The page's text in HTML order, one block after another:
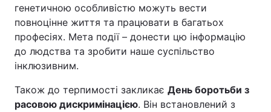
генетичною особливістю можуть вести
повноцінне життя та працювати в багатьох
професіях. Мета події – донести цю інформацію
до людства та зробити наше суспільство
інклюзивним.
Також до терпимості закликає День боротьби з
расовою дискримінацією. Він встановлений з